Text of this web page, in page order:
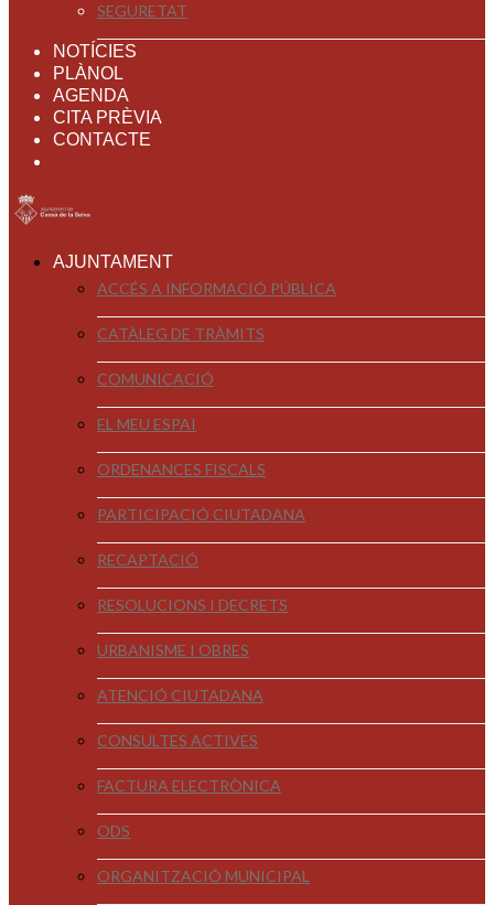
SEGURETAT
NOTÍCIES
PLÀNOL
AGENDA
CITA PRÈVIA
CONTACTE
AJUNTAMENT
ACCÉS A INFORMACIÓ PÚBLICA
CATÀLEG DE TRÀMITS
COMUNICACIÓ
EL MEU ESPAI
ORDENANCES FISCALS
PARTICIPACIÓ CIUTADANA
RECAPTACIÓ
RESOLUCIONS I DECRETS
URBANISME I OBRES
ATENCIÓ CIUTADANA
CONSULTES ACTIVES
FACTURA ELECTRÒNICA
ODS
ORGANITZACIÓ MUNICIPAL